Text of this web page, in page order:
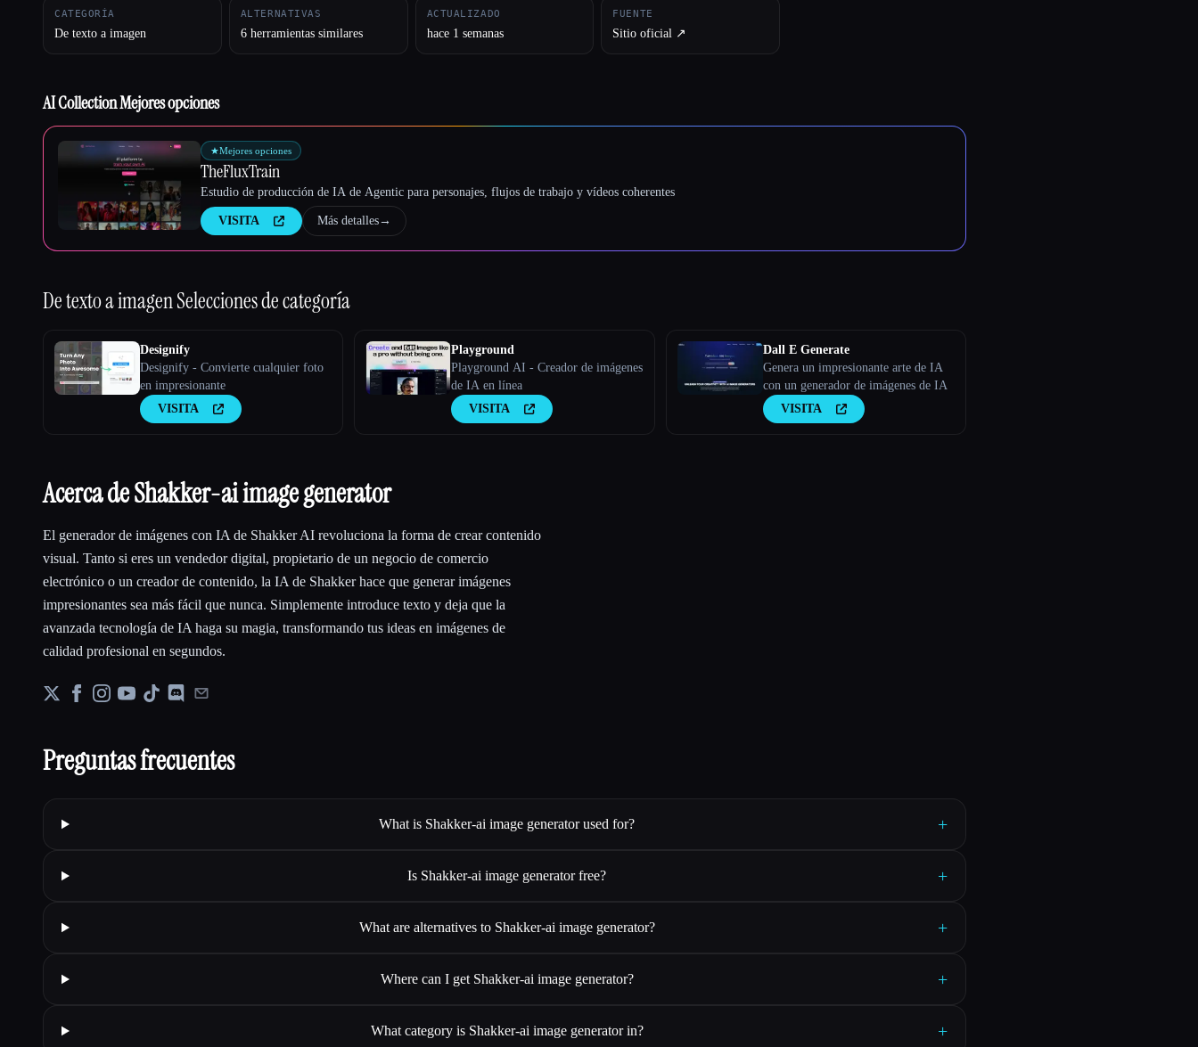
CATEGORÍA
De texto a imagen
ALTERNATIVAS
6 herramientas similares
ACTUALIZADO
hace 1 semanas
FUENTE
Sitio oficial ↗︎
AI Collection Mejores opciones
★Mejores opciones
TheFluxTrain
Estudio de producción de IA de Agentic para personajes, flujos de trabajo y vídeos coherentes
VISITA Más detalles→
De texto a imagenSelecciones de categoría
Designify
Designify - Convierte cualquier foto
en impresionante
VISITA
Playground
Playground AI - Creador de imágenes
de IA en línea
VISITA
Dall E Generate
Genera un impresionante arte de IA
con un generador de imágenes de IA
VISITA
Acerca de Shakker-ai image generator
El generador de imágenes con IA de Shakker AI revoluciona la forma de crear contenido
visual. Tanto si eres un vendedor digital, propietario de un negocio de comercio
electrónico o un creador de contenido, la IA de Shakker hace que generar imágenes
impresionantes sea más fácil que nunca. Simplemente introduce texto y deja que la
avanzada tecnología de IA haga su magia, transformando tus ideas en imágenes de
calidad profesional en segundos.
Preguntas frecuentes
What is Shakker-ai image generator used for? +
Is Shakker-ai image generator free? +
What are alternatives to Shakker-ai image generator? +
Where can I get Shakker-ai image generator? +
What category is Shakker-ai image generator in? +